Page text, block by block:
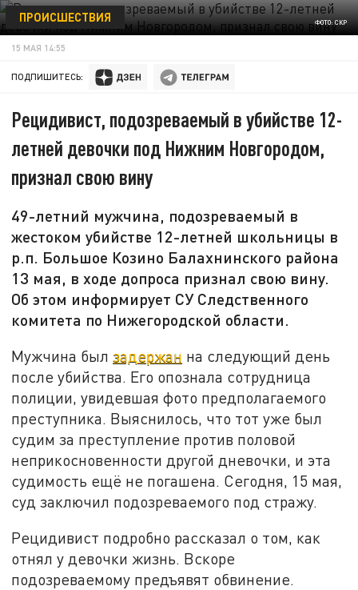
ФОТО: СКР
ПРОИСШЕСТВИЯ
15 МАЯ 14:55
ПОДПИШИТЕСЬ:
Рецидивист, подозреваемый в убийстве 12-
летней девочки под Нижним Новгородом,
признал свою вину
49-летний мужчина, подозреваемый в
жестоком убийстве 12-летней школьницы в
р.п. Большое Козино Балахнинского района
13 мая, в ходе допроса признал свою вину.
Об этом информирует СУ Следственного
комитета по Нижегородской области.
Мужчина былзадержан на следующий день
после убийства. Его опознала сотрудница
полиции, увидевшая фото предполагаемого
преступника. Выяснилось, что тот уже был
судим за преступление против половой
неприкосновенности другой дневочки, и эта
судимость ещё не погашена. Сегодня, 15 мая,
суд заключил подозреваемого под стражу.
Рецидивист подробно рассказал о том, как
отнял у девочки жизнь. Вскоре
подозреваемому предъявят обвинение.